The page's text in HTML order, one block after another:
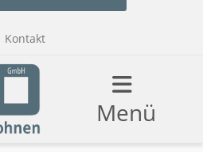
Kontakt
Menü